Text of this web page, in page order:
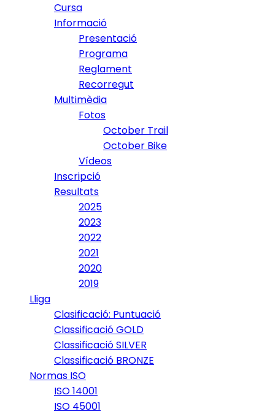
Cursa
Informació
Presentació
Programa
Reglament
Recorregut
Multimèdia
Fotos
October Trail
October Bike
Vídeos
Inscripció
Resultats
2025
2023
2022
2021
2020
2019
Lliga
Clasificació: Puntuació
Classificació GOLD
Classificació SILVER
Classificació BRONZE
Normas ISO
ISO 14001
ISO 45001